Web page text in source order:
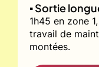
▪️ Sortie
1h45 en zone
travail de
montées.